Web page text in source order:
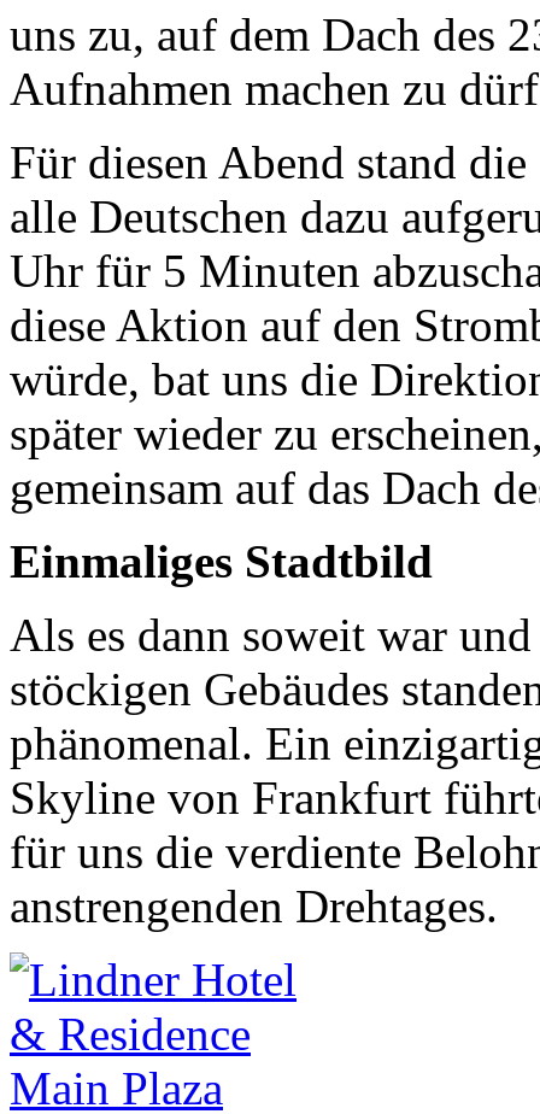
uns zu, auf dem Dach des
Aufnahmen machen zu
Für diesen Abend stand die
alle Deutschen dazu
Uhr für 5 Minuten
diese Aktion auf den
würde, bat uns die
später wieder zu
gemeinsam auf das Dach
Einmaliges Stadtbild
Als es dann soweit war
stöckigen Gebäudes
phänomenal. Ein
Skyline von Frankfurt
für uns die verdiente
anstrengenden Drehtages.